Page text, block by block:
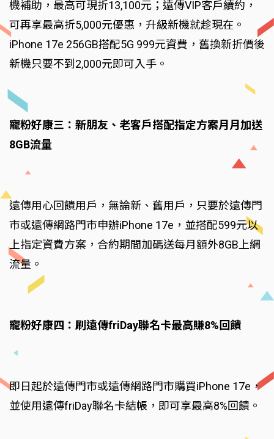
機補助，最高可現折13,100元；遠傳VIP客戶續約，
可再享最高折5,000元優惠，升級新機就趁現在。
iPhone 17e 256GB搭配5G 999元資費，舊換新折價後
新機只要不到2,000元即可入手。
寵粉好康三：新朋友、老客戶搭配指定方案月月加送
8GB流量
遠傳用心回饋用戶，無論新、舊用戶，只要於遠傳門
市或遠傳網路門市申辦iPhone 17e，並搭配599元以
上指定資費方案，合約期間加碼送每月額外8GB上網
流量。
寵粉好康四：刷遠傳friDay聯名卡最高賺8%回饋
即日起於遠傳門市或遠傳網路門市購買iPhone 17e，
並使用遠傳friDay聯名卡結帳，即可享最高8%回饋。